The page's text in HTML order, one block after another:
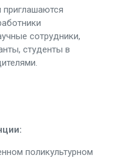
сотрудники,
студенты в
поликультурном